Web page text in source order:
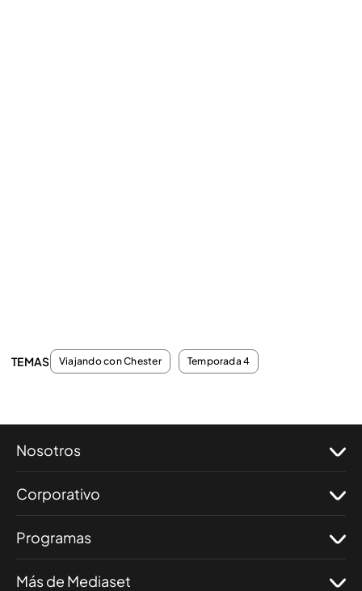
TEMAS Viajando con Chester Temporada 4
Nosotros
Corporativo
Programas
Más de Mediaset